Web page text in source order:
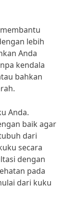
lebih
Anda
kendala
bahkan
Anda.
baik agar
dari
secara
dengan
pada
dari kuku